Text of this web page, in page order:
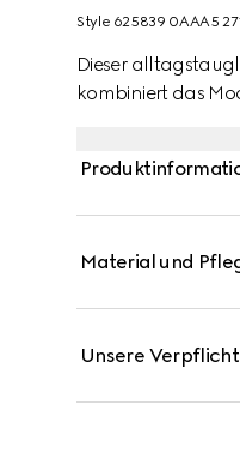
Style ‎625839 0AAA5
Dieser
kombiniert das
Material und
Unsere